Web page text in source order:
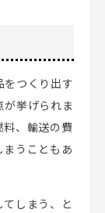
をつくり出す
挙げられま
、輸送の費
うこともあ
しまう、と